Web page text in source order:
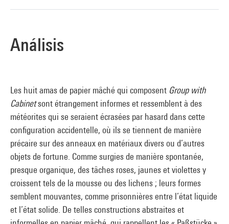
Análisis
Les huit amas de papier mâché qui composent Group with
Cabinetsont étrangement informes et ressemblent à des
météorites qui se seraient écrasées par hasard dans cette
configuration accidentelle, où ils se tiennent de manière
précaire sur des anneaux en matériaux divers ou d’autres
objets de fortune. Comme surgies de manière spontanée,
presque organique, des tâches roses, jaunes et violettes y
croissent tels de la mousse ou des lichens ; leurs formes
semblent mouvantes, comme prisonnières entre l’état liquide
et l’état solide. De telles constructions abstraites et